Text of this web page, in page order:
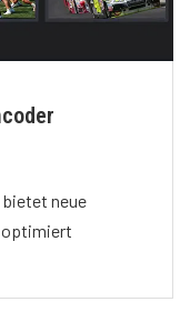
neue
optimiert